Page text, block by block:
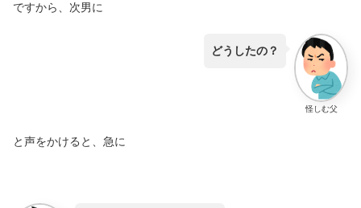
ですから、次男に
怪しむ父
どうしたの？
と声をかけると、急に